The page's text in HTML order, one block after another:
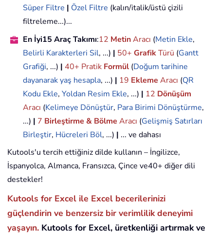
Süper Filtre | Özel Filtre (kalın/italik/üstü çizili
filtreleme...)...
En İyi15 Araç Takımı:12 MetinAracı (Metin Ekle,
Belirli Karakterleri Sil, ...) | 50+ GrafikTürü (Gantt
Grafiği, ...) | 40+ Pratik Formül (Doğum tarihine
dayanarak yaş hesapla, ...) | 19 Ekleme Aracı (QR
Kodu Ekle, Yoldan Resim Ekle, ...) | 12 Dönüşüm
Aracı (Kelimeye Dönüştür, Para Birimi Dönüştürme,
...) | 7 Birleştirme & Bölme Aracı (Gelişmiş Satırları
Birleştir, Hücreleri Böl, ...) | ... ve dahası
Kutools'u tercih ettiğiniz dilde kullanın – İngilizce,
İspanyolca, Almanca, Fransızca, Çince ve40+ diğer dili
destekler!
Kutools for Excel ile Excel becerilerinizi
güçlendirin ve benzersiz bir verimlilik deneyimi
yaşayın. Kutools for Excel, üretkenliği artırmak ve